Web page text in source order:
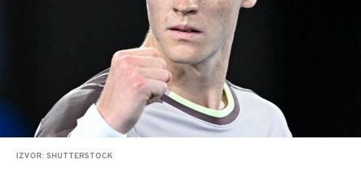
IZVOR: SHUTTERSTOCK